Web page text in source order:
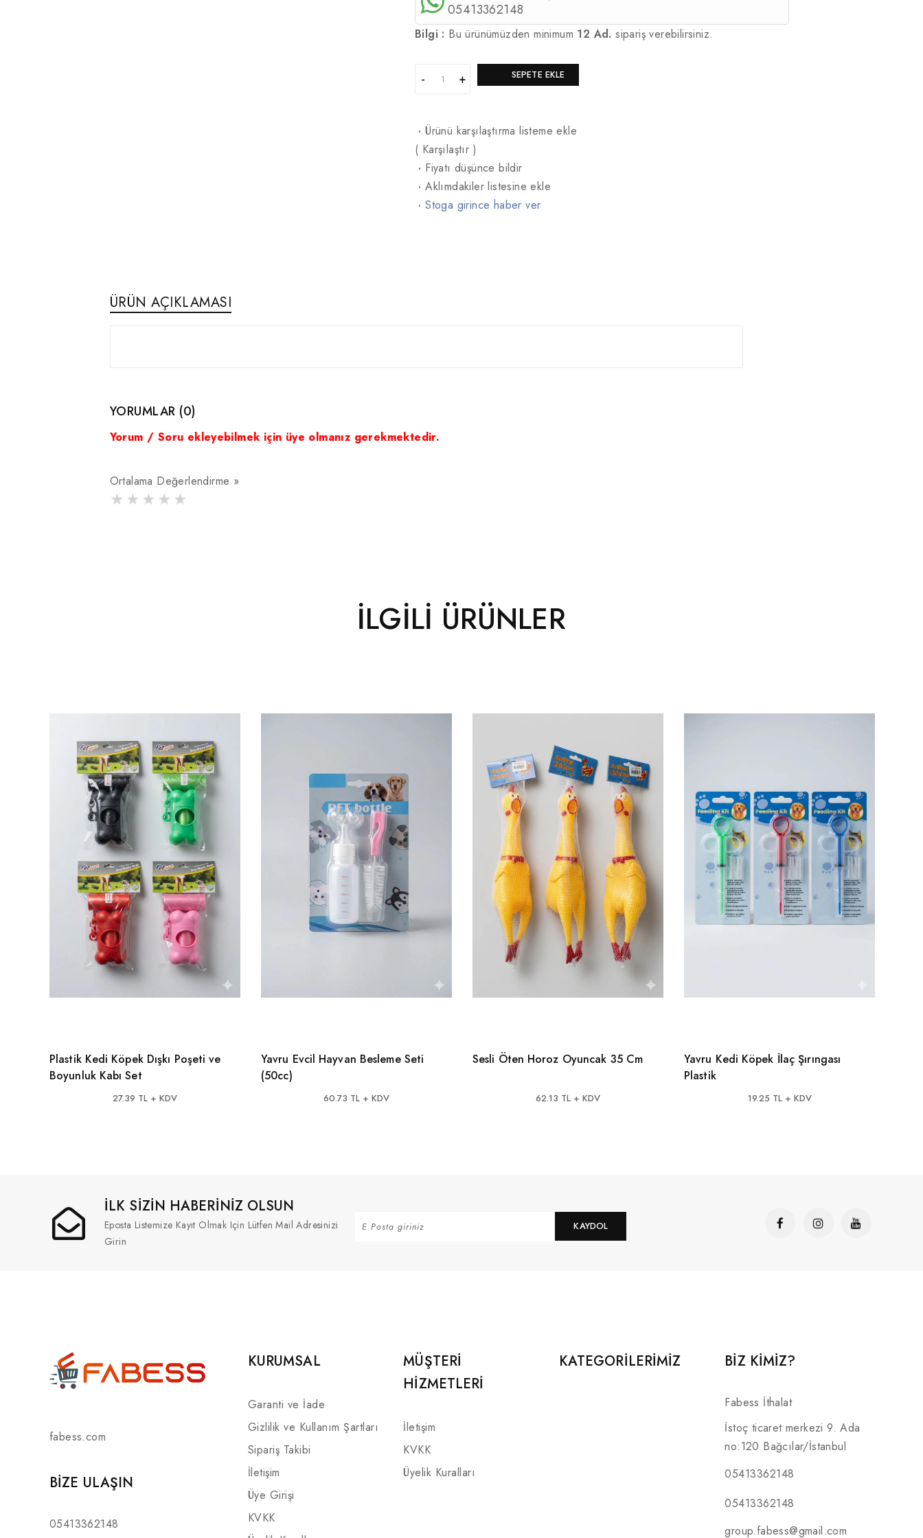
05413362148
Bilgi : Bu ürünümüzden minimum 12 Ad. sipariş verebilirsiniz.
SEPETE EKLE
·Ürünü karşılaştırma listeme ekle
( Karşılaştır )
· Fiyatı düşünce bildir
·Aklımdakiler listesine ekle
·Stoga girince haber ver
ÜRÜN AÇIKLAMASI
YORUMLAR (0)
Yorum / Soru ekleyebilmek için üye olmanız gerekmektedir.
Ortalama Değerlendirme »
İLGILI ÜRÜNLER
Plastik Kedi Köpek Dışkı Poşeti ve
Boyunluk Kabı Set
27.39 TL + KDV
Yavru Evcil Hayvan Besleme Seti
(50cc)
60.73 TL + KDV
Sesli Öten Horoz Oyuncak 35 Cm
62.13 TL + KDV
Yavru Kedi Köpek İlaç Şırıngası
Plastik
19.25 TL + KDV
İLK SİZİN HABERİNİZ OLSUN
Eposta Listemize Kayıt Olmak Için Lütfen Mail Adresinizi
Girin
KAYDOL
fabess.com
BIZE ULAŞIN
05413362148
KURUMSAL
Garanti ve İade
Gizlilik ve Kullanım Şartları
Sipariş Takibi
İletişim
Üye Girişi
KVKK
MÜŞTERI
HIZMETLERI
İletişim
KVKK
Üyelik Kuralları
KATEGORILERIMIZ BİZ KİMİZ?
Fabess İthalat
İstoç ticaret merkezi 9. Ada
no:120 Bağcılar/İstanbul
05413362148
05413362148
group.fabess@gmail.com